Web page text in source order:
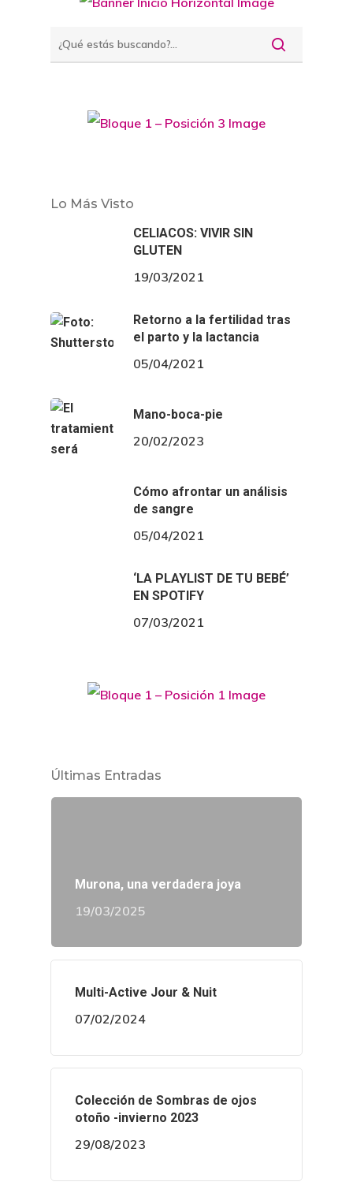
Lo Más Visto
CELIACOS: VIVIR SIN
GLUTEN
19/03/2021
Retorno a la fertilidad tras
el parto y la lactancia
05/04/2021
Mano-boca-pie
20/02/2023
Cómo afrontar un análisis
de sangre
05/04/2021
‘LA PLAYLIST DE TU BEBÉ’
EN SPOTIFY
07/03/2021
Últimas Entradas
Murona, una verdadera joya
19/03/2025
Multi-Active Jour & Nuit
07/02/2024
Colección de Sombras de ojos
otoño -invierno 2023
29/08/2023